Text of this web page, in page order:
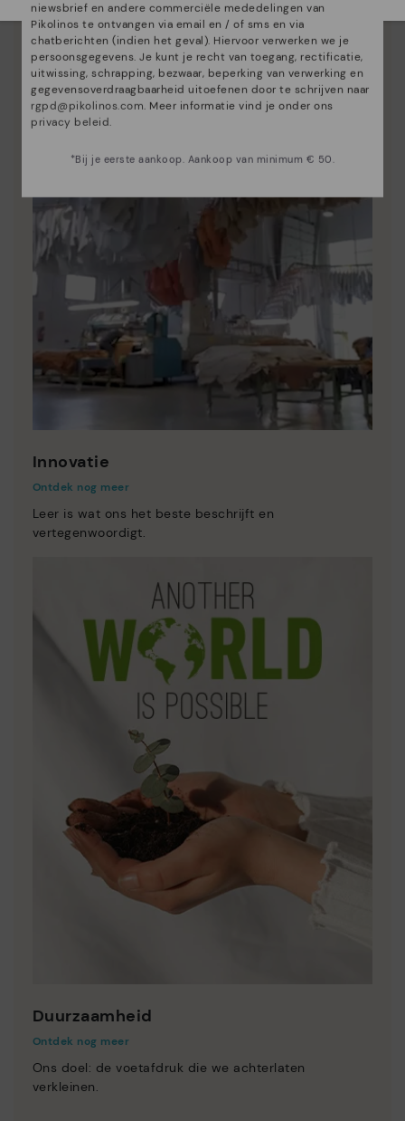
Innovatie
Ontdek nog meer
Leer is wat ons het beste beschrijft en
vertegenwoordigt.
Duurzaamheid
Ontdek nog meer
Ons doel: de voetafdruk die we achterlaten
verkleinen.
niewsbrief en andere commerciële mededelingen van
Pikolinos te ontvangen via email en / of sms en via
chatberichten (indien het geval). Hiervoor verwerken we je
persoonsgegevens. Je kunt je recht van toegang, rectificatie,
uitwissing, schrapping, bezwaar, beperking van verwerking en
gegevensoverdraagbaarheid uitoefenen door te schrijven naar
rgpd@pikolinos.com. Meer informatie vind je onder ons
privacy beleid.
*Bij je eerste aankoop. Aankoop van minimum € 50.